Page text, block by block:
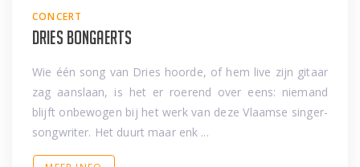
CONCERT
Dries Bongaerts
Wie één song van Dries hoorde, of hem live zijn gitaar
zag aanslaan, is het er roerend over eens: niemand
blijft onbewogen bij het werk van deze Vlaamse singer-
songwriter. Het duurt maar enk ...